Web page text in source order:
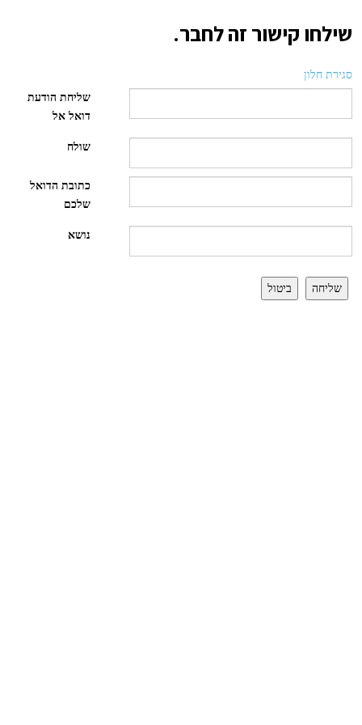
שילחו קישור זה לחבר.
סגירת חלון
שליחת הודעת
דואל אל
שולח
כתובת הדואל
שלכם
נושא
שליחה ביטול